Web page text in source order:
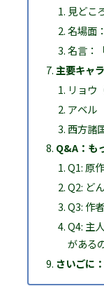
見どこ
名場面
名言：
主要キャ
リョウ
アベル
西方諸
Q&A：も
Q1: 原
Q2: ど
Q3: 作
Q4: 主
がある
さいごに